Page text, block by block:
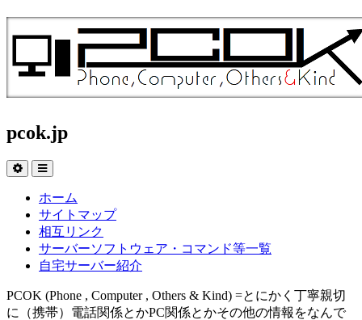
pcok.jp
ホーム
サイトマップ
相互リンク
サーバーソフトウェア・コマンド等一覧
自宅サーバー紹介
PCOK (Phone , Computer , Others & Kind) =とにかく丁寧親切
に（携帯）電話関係とかPC関係とかその他の情報をなんで